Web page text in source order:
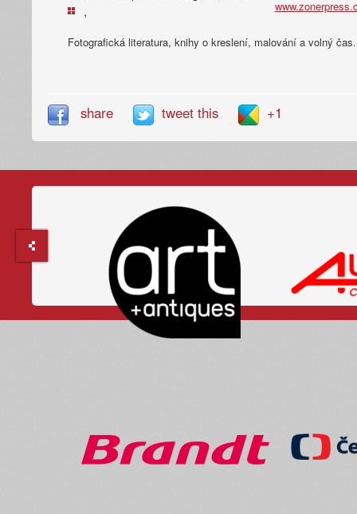
,
Fotografická literatura, knihy o kreslení, malování a volný čas.
share tweet this +1